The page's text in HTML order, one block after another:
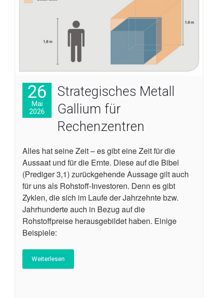
26
Mai
2026
Strategisches Metall
Gallium für
Rechenzentren
Alles hat seine Zeit – es gibt eine Zeit für die
Aussaat und für die Ernte. Diese auf die Bibel
(Prediger 3,1) zurückgehende Aussage gilt auch
für uns als Rohstoff-Investoren. Denn es gibt
Zyklen, die sich im Laufe der Jahrzehnte bzw.
Jahrhunderte auch in Bezug auf die
Rohstoffpreise herausgebildet haben. Einige
Beispiele:
Weiterlesen